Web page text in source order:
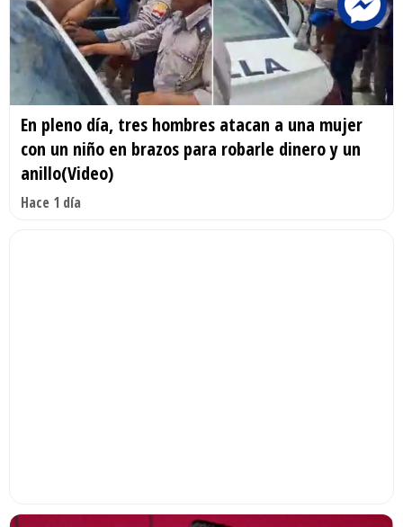
En pleno día, tres hombres atacan a una mujer
con un niño en brazos para robarle dinero y un
anillo(Video)
Hace 1 día